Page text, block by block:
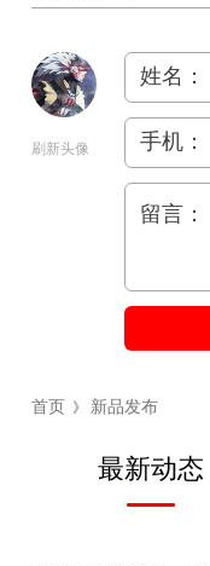
刷新头像
姓名：
手机：
留言：
首页 》 新品发布
最新动态